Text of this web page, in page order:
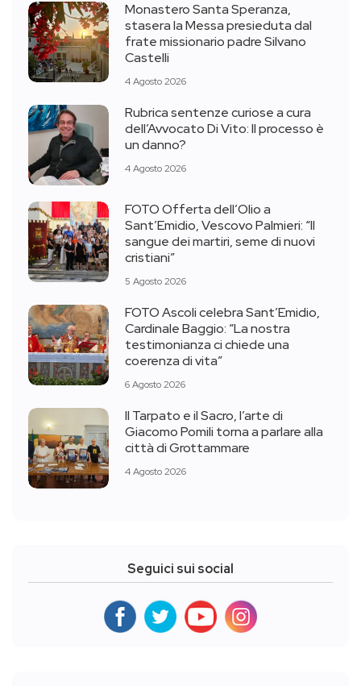
Monastero Santa Speranza,
stasera la Messa presieduta dal
frate missionario padre Silvano
Castelli
4 Agosto 2026
Rubrica sentenze curiose a cura
dell’Avvocato Di Vito: Il processo è
un danno?
4 Agosto 2026
FOTO Offerta dell’Olio a
Sant’Emidio, Vescovo Palmieri: “Il
sangue dei martiri, seme di nuovi
cristiani”
5 Agosto 2026
FOTO Ascoli celebra Sant’Emidio,
Cardinale Baggio: “La nostra
testimonianza ci chiede una
coerenza di vita”
6 Agosto 2026
Il Tarpato e il Sacro, l’arte di
Giacomo Pomili torna a parlare alla
città di Grottammare
4 Agosto 2026
Seguici sui social